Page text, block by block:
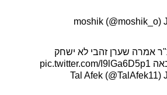
אמרה שערן זהבי לא ישחק
pic.twitter.com/I9lGa6D5p1